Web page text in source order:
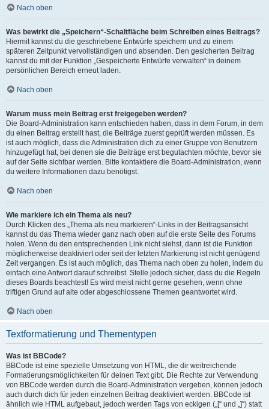
Nach oben
Was bewirkt die „Speichern“-Schaltfläche beim Schreiben eines Beitrags?
Hiermit kannst du die geschriebene Entwürfe speichern und zu einem
späteren Zeitpunkt vervollständigen und absenden. Den gesicherten Beitrag
kannst du mit der Funktion „Gespeicherte Entwürfe verwalten“ in deinem
persönlichen Bereich erneut laden.
Nach oben
Warum muss mein Beitrag erst freigegeben werden?
Die Board-Administration kann entschieden haben, dass in dem Forum, in dem
du einen Beitrag erstellt hast, die Beiträge zuerst geprüft werden müssen. Es
ist auch möglich, dass die Administration dich zu einer Gruppe von Benutzern
hinzugefügt hat, bei denen sie die Beiträge erst begutachten möchte, bevor sie
auf der Seite sichtbar werden. Bitte kontaktiere die Board-Administration, wenn
du weitere Informationen dazu benötigst.
Nach oben
Wie markiere ich ein Thema als neu?
Durch Klicken des „Thema als neu markieren“-Links in der Beitragsansicht
kannst du das Thema wieder ganz nach oben auf die erste Seite des Forums
holen. Wenn du den entsprechenden Link nicht siehst, dann ist die Funktion
möglicherweise deaktiviert oder seit der letzten Markierung ist nicht genügend
Zeit vergangen. Es ist auch möglich, das Thema nach oben zu holen, indem du
einfach eine Antwort darauf schreibst. Stelle jedoch sicher, dass du die Regeln
dieses Boards beachtest! Es wird meist nicht gerne gesehen, wenn ohne
triftigen Grund auf alte oder abgeschlossene Themen geantwortet wird.
Nach oben
Textformatierung und Thementypen
Was ist BBCode?
BBCode ist eine spezielle Umsetzung von HTML, die dir weitreichende
Formatierungsmöglichkeiten für deinen Text gibt. Die Rechte zur Verwendung
von BBCode werden durch die Board-Administration vergeben, können jedoch
auch durch dich für jeden einzelnen Beitrag deaktiviert werden. BBCode ist
ähnlich wie HTML aufgebaut, jedoch werden Tags von eckigen („[“ und „]“) statt